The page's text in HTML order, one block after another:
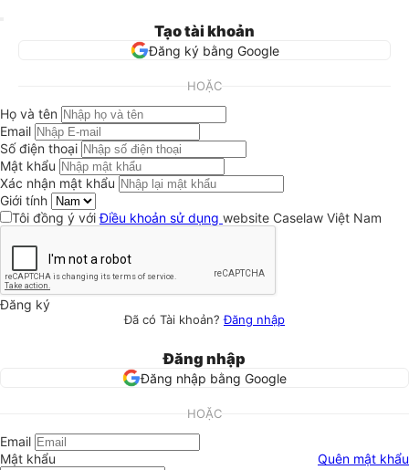
Tạo tài khoản
Đăng ký bằng Google
HOẶC
Họ và tên
Email
Số điện thoại
Mật khẩu
Xác nhận mật khẩu
Giới tính
Tôi đồng ý vớiĐiều khoản sử dụng website Caselaw Việt Nam
Đăng ký
Đã có Tài khoản?Đăng nhập
Đăng nhập
Đăng nhập bằng Google
HOẶC
Email
Mật khẩu
Quên mật khẩu